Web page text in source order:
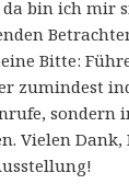
da bin ich mir
Bitte:
zumindest
sondern
Vielen Dank,